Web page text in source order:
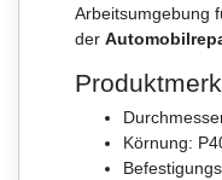
Arbeitsumgebung
der
Körnung: